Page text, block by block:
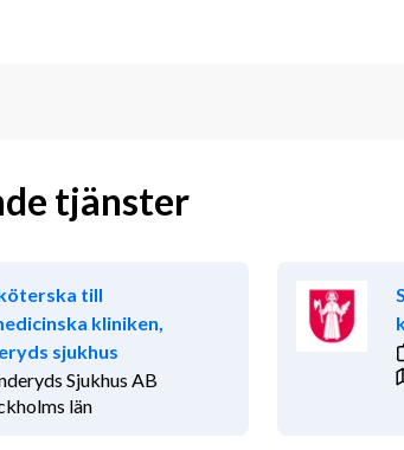
tjänster
till
kliniken,
sjukhus
Sjukhus AB
län